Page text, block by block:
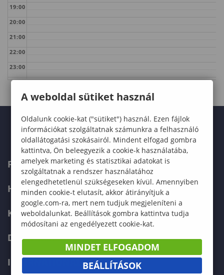
19:00
20:00
21:00
22:00
23:00
FELVÉTELIZŐKNEK
HALLGATÓKNAK
KÉPZÉSEK
DOKTORI ISKOLA
INTERNATIONAL
A weboldal sütiket használ
Oldalunk cookie-kat ("sütiket") használ. Ezen fájlok
információkat szolgáltatnak számunkra a felhasználó
oldallátogatási szokásairól. Mindent elfogad gombra
kattintva, Ön beleegyezik a cookie-k használatába,
amelyek marketing és statisztikai adatokat is
szolgáltatnak a rendszer használatához
elengedhetetlenül szükségeseken kívül. Amennyiben
minden cookie-t elutasít, akkor átirányítjuk a
google.com-ra, mert nem tudjuk megjeleníteni a
weboldalunkat. Beállítások gombra kattintva tudja
módosítani az engedélyezett cookie-kat.
MINDET ELFOGADOM
BEÁLLÍTÁSOK